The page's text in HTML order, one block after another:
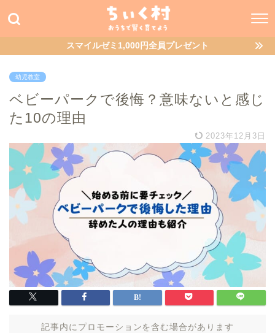
スマイルゼミ1,000円全員プレゼント
幼児教室
ベビーパークで後悔？意味ないと感じ
た10の理由
2023年12月3日
記事内にプロモーションを含む場合があります